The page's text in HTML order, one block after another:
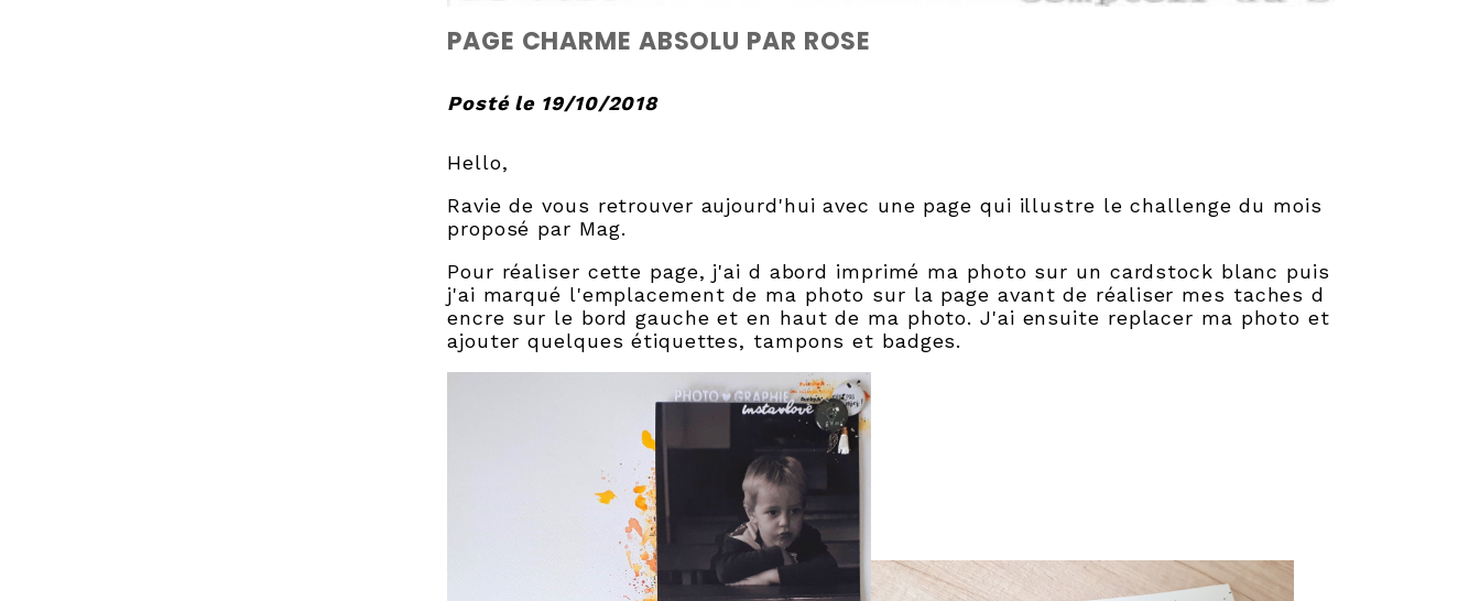
PAGE CHARME ABSOLU PAR ROSE
Posté le 19/10/2018
Hello,
Ravie de vous retrouver aujourd'hui avec une page qui illustre le challenge du mois
proposé par Mag.
Pour réaliser cette page, j'ai d abord imprimé ma photo sur un cardstock blanc puis
j'ai marqué l'emplacement de ma photo sur la page avant de réaliser mes taches d
encre sur le bord gauche et en haut de ma photo. J'ai ensuite replacer ma photo et
ajouter quelques étiquettes, tampons et badges.